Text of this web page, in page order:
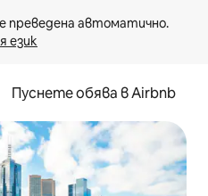
език
Пуснете обява в Airbnb